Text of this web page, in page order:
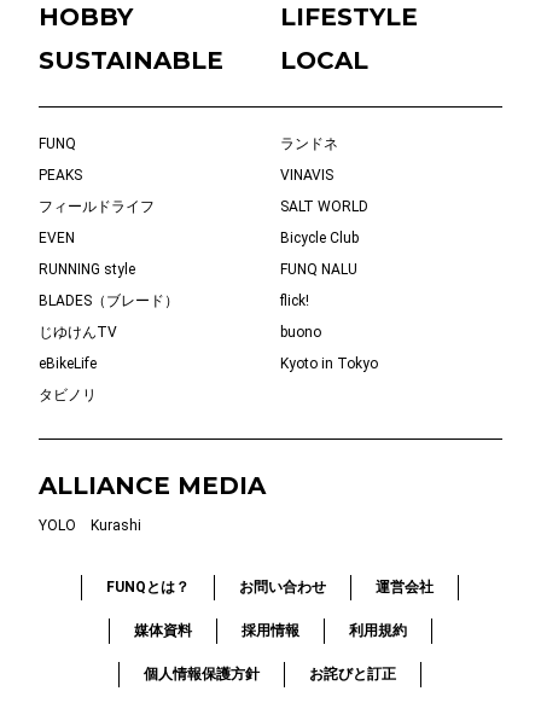
HOBBY
LIFESTYLE
SUSTAINABLE
LOCAL
FUNQ
ランドネ
PEAKS
VINAVIS
フィールドライフ
SALT WORLD
EVEN
Bicycle Club
RUNNING style
FUNQ NALU
BLADES（ブレード）
flick!
じゆけんTV
buono
eBikeLife
Kyoto in Tokyo
タビノリ
ALLIANCE MEDIA
YOLO Kurashi
FUNQとは？ お問い合わせ 運営会社
媒体資料 採用情報 利用規約
個人情報保護方針 お詫びと訂正